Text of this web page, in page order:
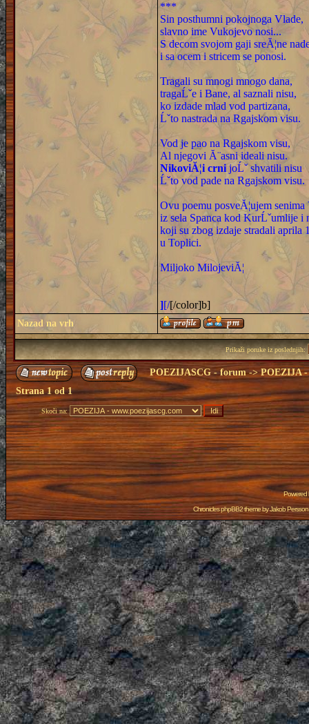
***
Sin posthumni pokojnoga Vlade,
slavno ime Vukojevo nosi...
S decom svojom gaji sreĂ¦ne
i sa ocem i stricem se ponosi.
Tragali su mnogi mnogo dana,
tragaĹˇe i Bane, al saznali nisu,
ko izdade mlad vod partizana,
Ĺˇto nastrada na Rgajskom visu.
Vod je pao na Rgajskom visu,
Al njegovi Ă¨asni ideali nisu.
NikoviĂ¦i crni joĹˇ shvatili nisu
Ĺˇto vod pade na Rgajskom visu.
Ovu poemu posveĂ¦ujem
iz sela Spanca kod KurĹˇumlije i
koji su zbog izdaje stradali aprila
u Toplici.
Miljoko MilojeviĂ¦
][/[/color]b]
Nazad na vrh
Prikaži poruke iz poslednjih:
POEZIJASCG - forum->POEZIJA -
Strana1od1
Skoči na:
Powered
Chronicles phpBB2 theme byJakob Persson